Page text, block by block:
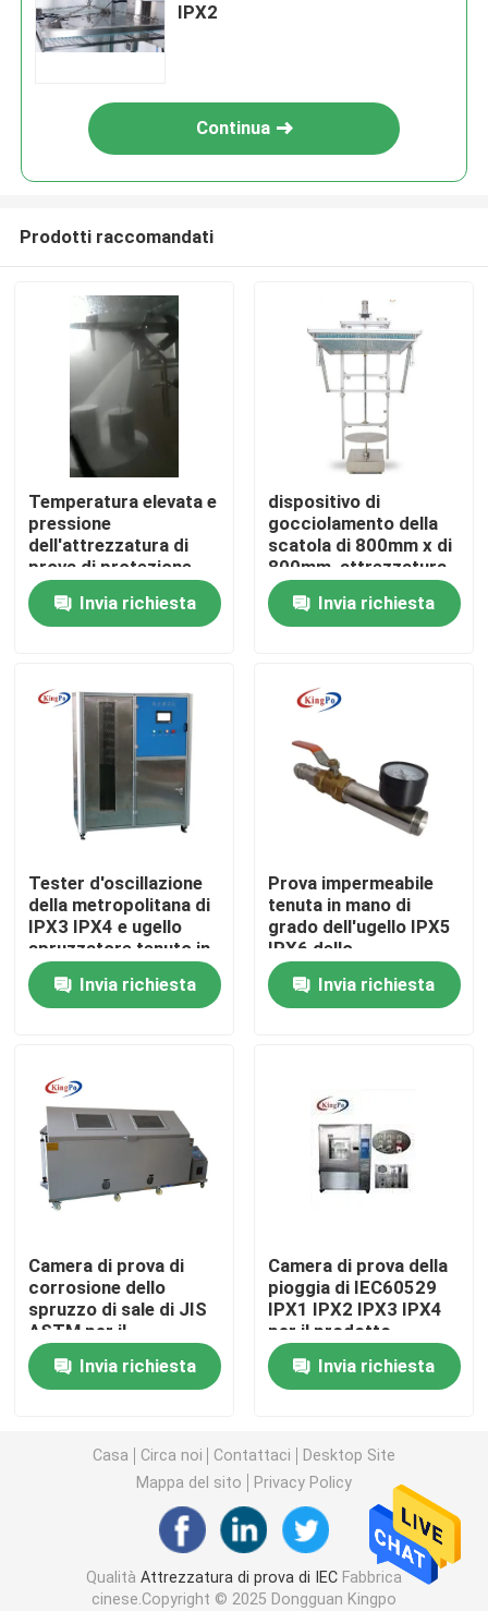
Casa
Prodotti
Circa noi
Giro della fabbrica
Controllo di qualità
Contattici
Richieda una citazione
Attrezzatura di prova di IEC
Attrezzatura di prova di protezione dell'ingresso
Attrezzatura di prova di infiammabilità
apparecchiatura di collaudo leggera principale
Sonda del dito della prova
camere di prova ambientali
Apparecchiatura di collaudo della batteria di EV
Calibri di prova
IPX2
Continua
Prodotti raccomandati
Temperatura elevata e
pressione
dell'attrezzatura di
prova di protezione
dell'ingresso IPX9
Invia richiesta
dispositivo di
gocciolamento della
scatola di 800mm x di
800mm, attrezzatura
di prova impermeabile
automaticaInvia richiesta
Tester d'oscillazione
della metropolitana di
IPX3 IPX4 e ugello
spruzzatore tenuto in
mano di IPX5 IPX6
Invia richiesta
Prova impermeabile
tenuta in mano di
grado dell'ugello IPX5
IPX6 dello
spruzzatore di IEC
60529Invia richiesta
Camera di prova di
corrosione dello
spruzzo di sale di JIS
ASTM per il
trattamento di
superficieInvia richiesta
Camera di prova della
pioggia di IEC60529
IPX1 IPX2 IPX3 IPX4
per il prodotto
elettrico
Invia richiesta
Casa Circa noi Contattaci
Desktop Site
Mappa del sito
Privacy Policy
Qualità Attrezzatura di prova di IECFabbrica
cinese.Copyright © 2025 Dongguan Kingpo